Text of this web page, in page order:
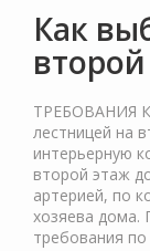
Как
ТРЕБОВАНИЯ
лестницей на
интерьерную
второй этаж
артерией, по
хозяева дома.
требования по